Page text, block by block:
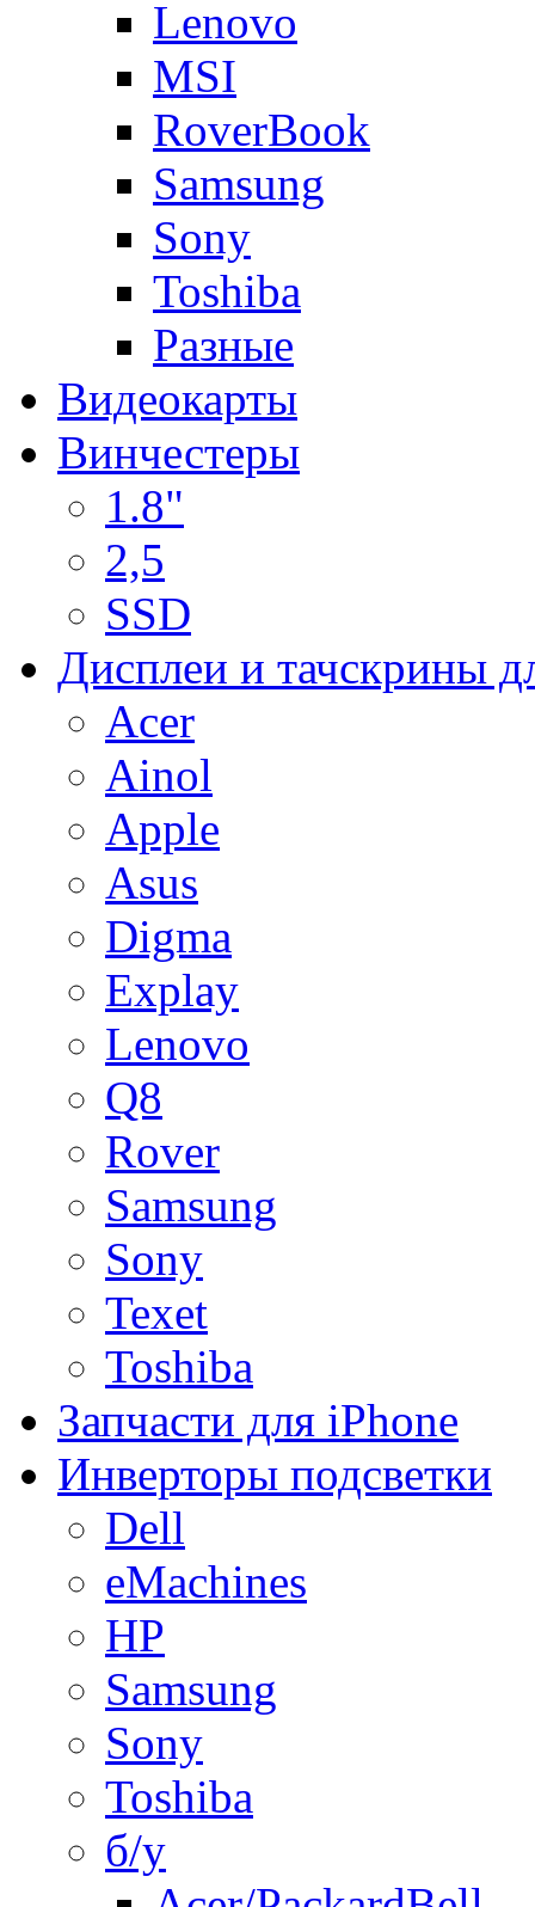
Lenovo
MSI
RoverBook
Samsung
Sony
Toshiba
Разные
Видеокарты
Винчестеры
1.8"
2,5
SSD
Дисплеи и тачскрины
Acer
Ainol
Apple
Asus
Digma
Explay
Lenovo
Q8
Rover
Samsung
Sony
Texet
Toshiba
Запчасти для iPhone
Инверторы подсветки
Dell
eMachines
HP
Samsung
Sony
Toshiba
б/у